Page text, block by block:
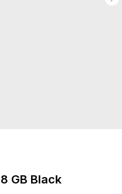
GB Black